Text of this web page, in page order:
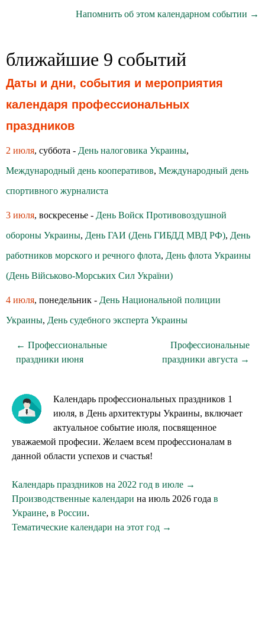
Напомнить об этом календарном событии →
ближайшие 9 событий
Даты и дни, события и мероприятия
календаря профессиональных
праздников
2 июля, суббота - День налоговика Украины,
Международный день кооперативов, Международный день
спортивного журналиста
3 июля, воскресенье - День Войск Противовоздушной
обороны Украины, День ГАИ (День ГИБДД МВД РФ), День
работников морского и речного флота, День флота Украины
(День Військово-Морських Сил України)
4 июля, понедельник - День Национальной полиции
Украины, День судебного эксперта Украины
← Профессиональные
праздники июня
Профессиональные
праздники августа →
Календарь профессиональных праздников 1
июля, в День архитектуры Украины, включает
актуальное событие июля, посвященное
уважаемой професии. Желаем всем профессионалам в
данной области успехов и счастья!
Календарь праздников на 2022 год в июле →
Производственные календари на июль 2026 года в
Украине, в России.
Тематические календари на этот год →